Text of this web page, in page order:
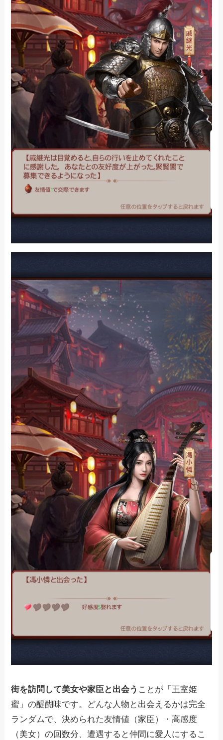
街を訪問して美女や家臣と出会う ことが「王室姫
蜜」の醍醐味です。どんな人物と出会えるかは完全
ランダムで、決められた友情値（家臣）・高感度
（美女）の回数分、遭遇すると仲間に愛人にするこ